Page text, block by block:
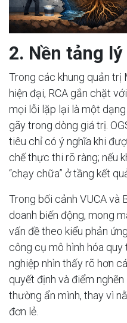
2. Nền tảng
Trong các khung quản trị
hiện đại, RCA gắn chặt
mọi lỗi lặp lại là một
gãy trong dòng giá trị.
tiêu chỉ có ý nghĩa khi
chế thực thi rõ ràng; nếu
“chạy chữa” ở tầng kết
Trong bối cảnh VUCA và
doanh biến động, mong
vấn đề theo kiểu phản
công cụ mô hình hóa
nghiệp nhìn thấy rõ hơn
quyết định và điểm
thường ẩn mình, thay vì
đơn lẻ.